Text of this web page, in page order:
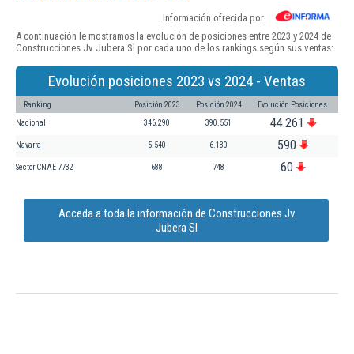
Información ofrecida por
A continuación le mostramos la evolución de posiciones entre 2023 y 2024 de
Construcciones Jv Jubera Sl por cada uno de los rankings según sus ventas:
Evolución posiciones 2023 vs 2024 - Ventas
Ranking Posición 2023 Posición 2024 Evolución Posiciones
Nacional 346.290 390.551 44.261
Navarra 5.540 6.130 590
Sector CNAE 7732 688 748 60
Acceda a toda la información de Construcciones Jv
Jubera Sl